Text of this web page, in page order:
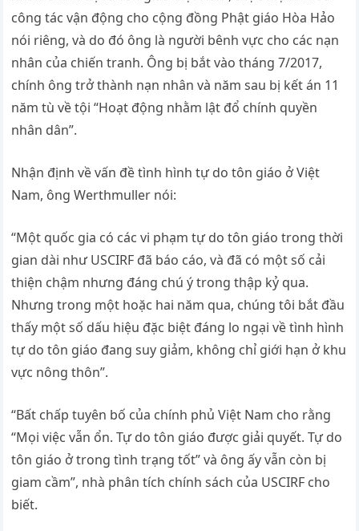
công tác vận động cho cộng đồng Phật giáo Hòa Hảo
nói riêng, và do đó ông là người bênh vực cho các nạn
nhân của chiến tranh. Ông bị bắt vào tháng 7/2017,
chính ông trở thành nạn nhân và năm sau bị kết án 11
năm tù về tội “Hoạt động nhằm lật đổ chính quyền
nhân dân”.
Nhận định về vấn đề tình hình tự do tôn giáo ở Việt
Nam, ông Werthmuller nói:
“Một quốc gia có các vi phạm tự do tôn giáo trong thời
gian dài như USCIRF đã báo cáo, và đã có một số cải
thiện chậm nhưng đáng chú ý trong thập kỷ qua.
Nhưng trong một hoặc hai năm qua, chúng tôi bắt đầu
thấy một số dấu hiệu đặc biệt đáng lo ngại về tình hình
tự do tôn giáo đang suy giảm, không chỉ giới hạn ở khu
vực nông thôn”.
“Bất chấp tuyên bố của chính phủ Việt Nam cho rằng
“Mọi việc vẫn ổn. Tự do tôn giáo được giải quyết. Tự do
tôn giáo ở trong tình trạng tốt” và ông ấy vẫn còn bị
giam cầm”, nhà phân tích chính sách của USCIRF cho
biết.